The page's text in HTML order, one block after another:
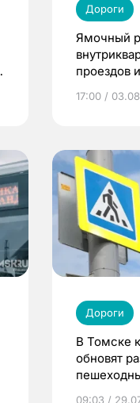
Дороги
Ямочный
проездов
17:00 /
Дороги
В Томске
обновят
09:03 /